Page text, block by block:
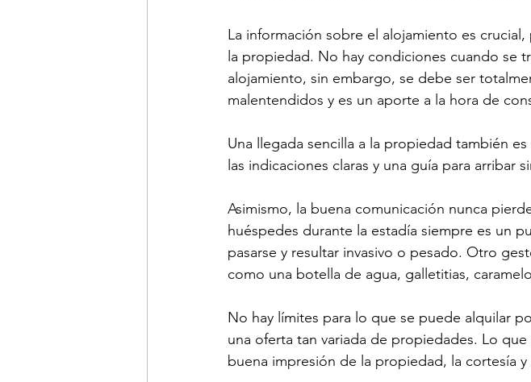
La información sobre el alojamiento es
la propiedad. No hay condiciones cuando se
alojamiento, sin embargo, se debe ser
malentendidos y es un aporte a la hora de
Una llegada sencilla a la propiedad también
las indicaciones claras y una guía para arribar
Asimismo, la buena comunicación nunca
huéspedes durante la estadía siempre es un
pasarse y resultar invasivo o pesado. Otro
como una botella de agua, galletitias,
No hay límites para lo que se puede alquilar
una oferta tan variada de propiedades. Lo
buena impresión de la propiedad, la cortesía y